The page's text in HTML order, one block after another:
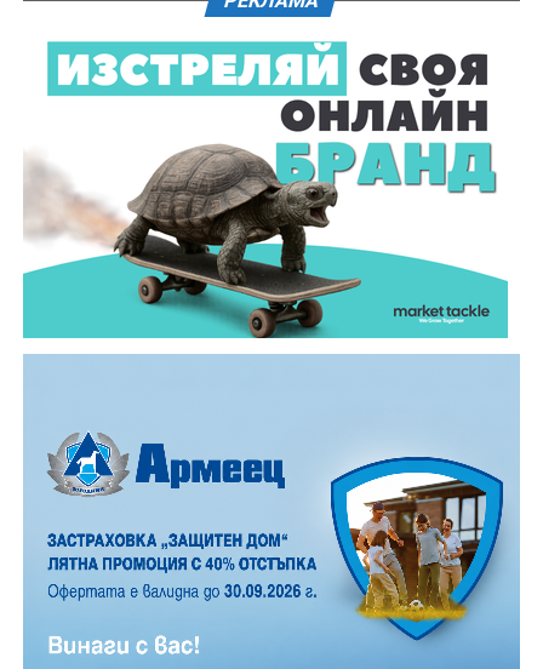
годишнина от рождението на Колю Фичето, които
чествания белязаха миналата 2025 година. Връчи им
ги заместник – кметът Диляна Джеджева.
Години след разрушаването на кулата се заражда
инициатива за нейното възстановяване, обединила
Темата тази година, „Топлината в дома: От
древното огнище до модерния уют“, постави
акцент върху практическото изграждане на
традиционна пещ и огнище. Всички преминали през
тридневното обучение получиха „Уверително“ –
официалният документ, който музей „Етър“ издава
за придобитите знания и умения.